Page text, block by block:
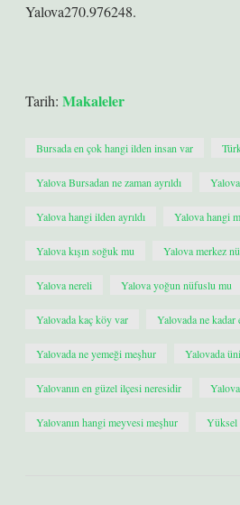
Yalova270.976248.
Tarih: Makaleler
Bursada en çok hangi ilden insan var
Yalova Bursadan ne zaman ayrıldı
Yalova hangi ilden ayrıldı Yalova hangi
Yalova kışın soğuk mu Yalova merkez
Yalova nereli Yalova yoğun nüfuslu mu
Yalovada kaç köy var Yalovada ne
Yalovada ne yemeği meşhur Yalovada
Yalovanın en güzel ilçesi neresidir
Yalovanın hangi meyvesi meşhur Yüksel